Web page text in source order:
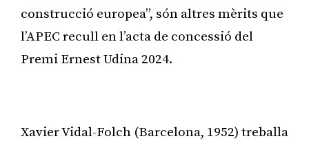
construcció europea”, són altres mèrits que
l’APEC recull en l’acta de concessió del
Premi Ernest Udina 2024.
Xavier Vidal-Folch (Barcelona, 1952) treballa